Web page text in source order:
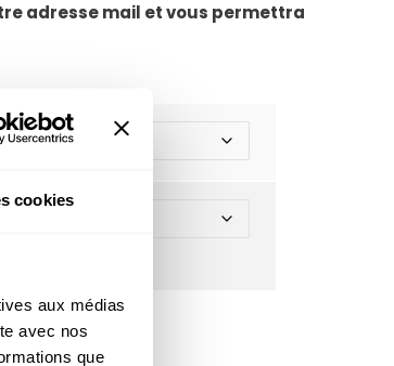
cookies
aux médias
avec nos
que
adresse mail et vous permettra